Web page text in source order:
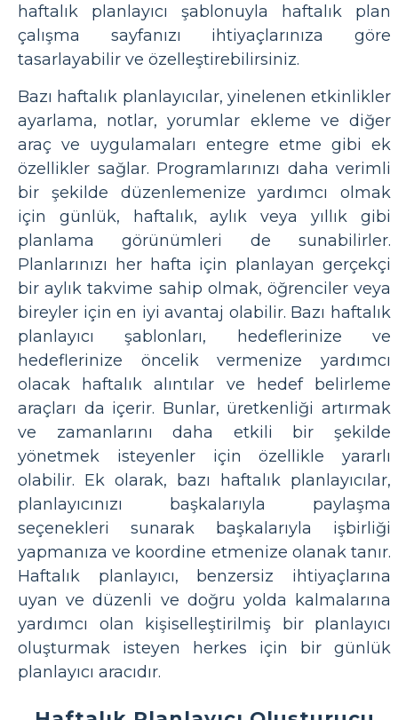
haftalık planlayıcı şablonuyla haftalık plan
çalışma sayfanızı ihtiyaçlarınıza göre
tasarlayabilir ve özelleştirebilirsiniz.
Bazı haftalık planlayıcılar, yinelenen etkinlikler
ayarlama, notlar, yorumlar ekleme ve diğer
araç ve uygulamaları entegre etme gibi ek
özellikler sağlar. Programlarınızı daha verimli
bir şekilde düzenlemenize yardımcı olmak
için günlük, haftalık, aylık veya yıllık gibi
planlama görünümleri de sunabilirler.
Planlarınızı her hafta için planlayan gerçekçi
bir aylık takvime sahip olmak, öğrenciler veya
bireyler için en iyi avantaj olabilir. Bazı haftalık
planlayıcı şablonları, hedeflerinize ve
hedeflerinize öncelik vermenize yardımcı
olacak haftalık alıntılar ve hedef belirleme
araçları da içerir. Bunlar, üretkenliği artırmak
ve zamanlarını daha etkili bir şekilde
yönetmek isteyenler için özellikle yararlı
olabilir. Ek olarak, bazı haftalık planlayıcılar,
planlayıcınızı başkalarıyla paylaşma
seçenekleri sunarak başkalarıyla işbirliği
yapmanıza ve koordine etmenize olanak tanır.
Haftalık planlayıcı, benzersiz ihtiyaçlarına
uyan ve düzenli ve doğru yolda kalmalarına
yardımcı olan kişiselleştirilmiş bir planlayıcı
oluşturmak isteyen herkes için bir günlük
planlayıcı aracıdır.